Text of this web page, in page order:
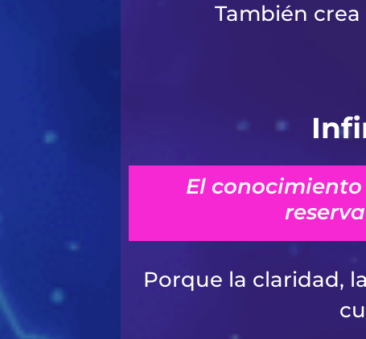
También
El
Porque la claridad,